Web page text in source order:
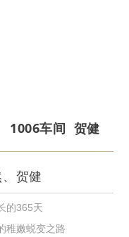
1006车间 贺健
贺健
的365天
稚嫩蜕变之路